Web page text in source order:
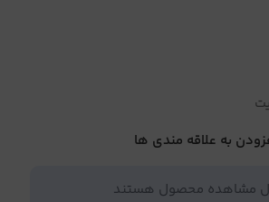
به علاقه مندی ها
مشاهده محصول هستند